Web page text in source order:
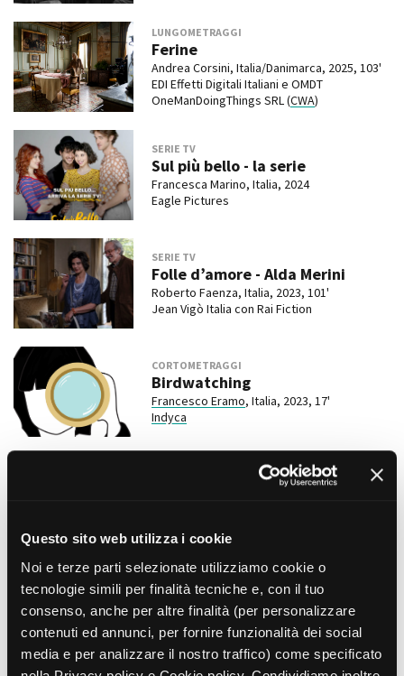
Questo sito web utilizza i cookie
Noi e terze parti selezionate utilizziamo cookie o
tecnologie simili per finalità tecniche e, con il tuo
consenso, anche per altre finalità (per personalizzare
contenuti ed annunci, per fornire funzionalità dei social
media e per analizzare il nostro traffico) come specificato
LUNGOMETRAGGI
Ferine
Andrea Corsini, Italia/Danimarca, 2025, 103'
EDI Effetti Digitali Italiani e OMDT
OneManDoingThings SRL (CWA)
SERIE TV
Sul più bello - la serie
Francesca Marino, Italia, 2024
Eagle Pictures
SERIE TV
Folle d’amore - Alda Merini
Roberto Faenza, Italia, 2023, 101'
Jean Vigò Italia con Rai Fiction
CORTOMETRAGGI
Birdwatching
Francesco Eramo, Italia, 2023, 17'
Indyca
CORTOMETRAGGI
Beata Beatrix
Diana Dell'Erba, Italia, 2023, 25'
L'Altrofilm